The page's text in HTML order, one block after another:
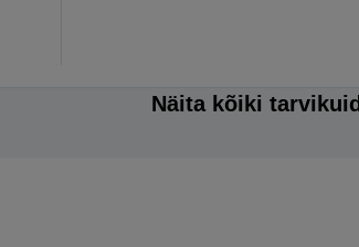
Näita kõiki tarvikuid